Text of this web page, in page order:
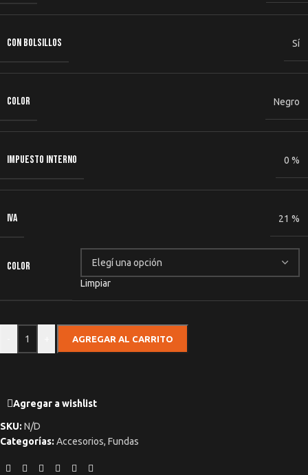
CON BOLSILLOS Sí
COLOR Negro
IMPUESTO INTERNO 0 %
IVA 21 %
COLOR
Limpiar
AGREGAR AL CARRITO
Agregar a wishlist
SKU: N/D
Categorías: Accesorios, Fundas